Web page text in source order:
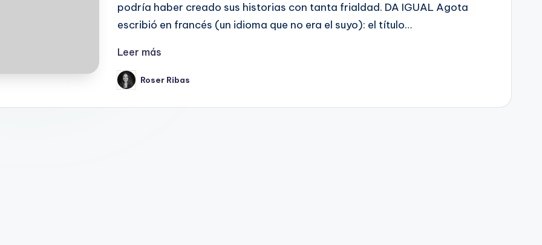
podría haber creado sus historias con tanta frialdad. DA IGUAL Agota
escribió en francés (un idioma que no era el suyo): el título…
Leer más
Publicado
por
Roser Ribas